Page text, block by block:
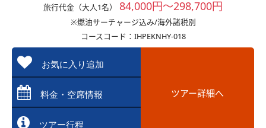
旅行代金（大人1名） 84,000円～298,700円
※燃油サーチャージ込み/海外諸税別
コースコード：IHPEKNHY-018
お気に入り追加
料金・空席情報
ツアー行程
ツアー詳細へ